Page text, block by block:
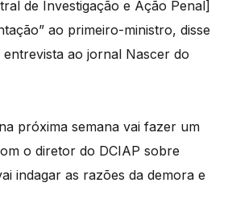
de Investigação e Ação Penal]
ao primeiro-ministro, disse
ao jornal Nascer do
próxima semana vai fazer um
o diretor do DCIAP sobre
indagar as razões da demora e